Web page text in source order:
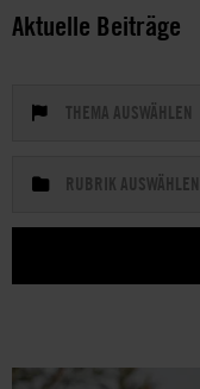
Aktuelle Beiträge
THEMA AUSWÄHLEN
RUBRIK AUSWÄHLEN